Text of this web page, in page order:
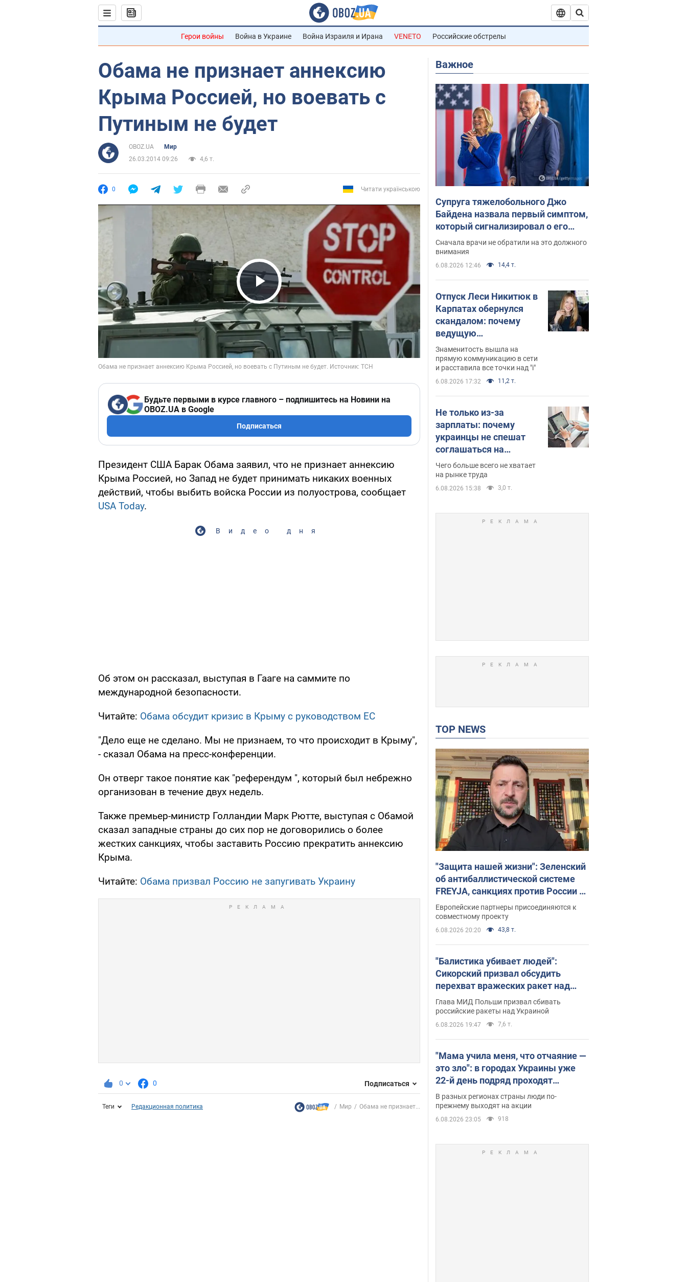
Герои войны Война в Украине Война Израиля и Ирана VENETO Российские обстрелы
Обама не признает аннексию
Крыма Россией, но воевать с
Путиным не будет
OBOZ.UA
Мир
26.03.2014 09:26
4,6 т.
0 Читати українською
Play Video
Будьте первыми в курсе главного – подпишитесь на Новини на
OBOZ.UA в Google
Подписаться
Президент США Барак Обама заявил, что не признает аннексию
Крыма Россией, но Запад не будет принимать никаких военных
действий, чтобы выбить войска России из полуострова, сообщает
USA Today.
Видео дня
Об этом он рассказал, выступая в Гааге на саммите по
международной безопасности.
Читайте: Обама обсудит кризис в Крыму с руководством ЕС
"Дело еще не сделано. Мы не признаем, то что происходит в Крыму",
- сказал Обама на пресс-конференции.
Он отверг такое понятие как "референдум ", который был небрежно
организован в течение двух недель.
Также премьер-министр Голландии Марк Рютте, выступая с Обамой
сказал западные страны до сих пор не договорились о более
жестких санкциях, чтобы заставить Россию прекратить аннексию
Крыма.
Читайте: Обама призвал Россию не запугивать Украину
0 0 Подписаться
Теги Редакционная политика Мир Обама не признает...
Важное
Супруга тяжелобольного Джо
Байдена назвала первый симптом,
который сигнализировал о его
"агрессивном" раке
Сначала врачи не обратили на это должного
внимания
6.08.2026 12:46 14,4 т.
Отпуск Леси Никитюк в
Карпатах обернулся
скандалом: почему
ведущую
несправедливо
захейтили
Знаменитость вышла на
прямую коммуникацию в сети
и расставила все точки над "i"
6.08.2026 17:32 11,2 т.
Не только из-за
зарплаты: почему
украинцы не спешат
соглашаться на
вакансии
Чего больше всего не хватает
на рынке труда
6.08.2026 15:38 3,0 т.
TOP NEWS
"Защита нашей жизни": Зеленский
об антибаллистической системе
FREYJA, санкциях против России и
поддержке аграриев. Видео
Европейские партнеры присоединяются к
совместному проекту
6.08.2026 20:20 43,8 т.
"Балистика убивает людей":
Сикорский призвал обсудить
перехват вражеских ракет над
Украиной
Глава МИД Польши призвал сбивать
российские ракеты над Украиной
6.08.2026 19:47 7,6 т.
"Мама учила меня, что отчаяние —
это зло": в городах Украины уже
22-й день подряд проходят
массовые митинги за
возвращение Федорова. Фото и
видео
В разных регионах страны люди по-
прежнему выходят на акции
6.08.2026 23:05 918